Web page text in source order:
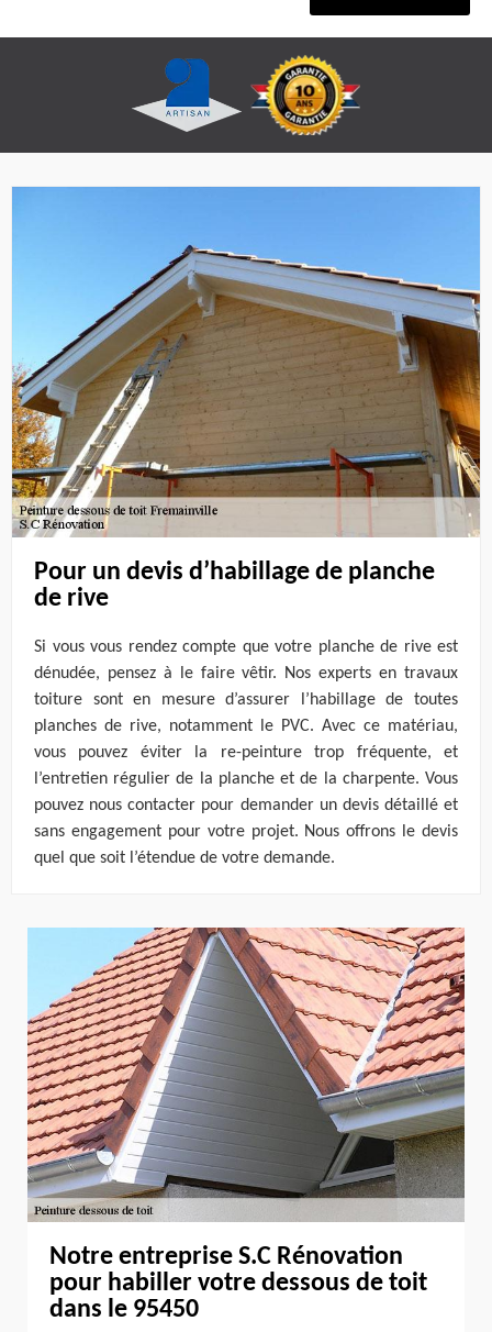
Pour un devis d’habillage de planche
de rive
Si vous vous rendez compte que votre planche de rive est
dénudée, pensez à le faire vêtir. Nos experts en travaux
toiture sont en mesure d’assurer l’habillage de toutes
planches de rive, notamment le PVC. Avec ce matériau,
vous pouvez éviter la re-peinture trop fréquente, et
l’entretien régulier de la planche et de la charpente. Vous
pouvez nous contacter pour demander un devis détaillé et
sans engagement pour votre projet. Nous offrons le devis
quel que soit l’étendue de votre demande.
Notre entreprise S.C Rénovation
pour habiller votre dessous de toit
dans le 95450